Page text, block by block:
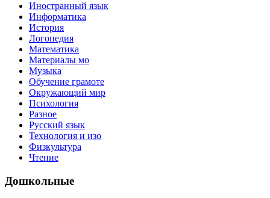
Иностранный язык
Информатика
История
Логопедия
Математика
Материалы мо
Музыка
Обучение грамоте
Окружающий мир
Психология
Разное
Русский язык
Технология и изо
Физкультура
Чтение
Дошкольные